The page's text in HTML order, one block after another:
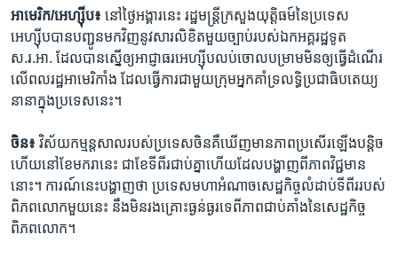
អាមេរិក/អេហ្ស៊ីប៖ នៅ​ថ្ងៃ​អង្គារ​នេះ រដ្ឋមន្ដ្រី​ក្រសួង​យុត្ដិធម៍​នៃ​ប្រទេស​
អេហ្ស៊ីប​បាន​បញ្ជូន​មក​វិញ​នូវ​សារលិខិត​មួយ​ច្បាប់​របស់​ឯកអគ្គរដ្ឋទូត​
ស.រ.អា. ​ដែល​បាន​ស្នើ​ឲ្យ​អាជ្ញាធរ​អេហ្ស៊ីប​លប់​ចោល​បម្រាម​មិន​ឲ្យ​ធ្វើ​ដំណើរ​
លើ​ពលរដ្ឋ​អាមេរិកាំង ដែល​ធ្វើ​ការ​ជាមួយ​ក្រុម​អ្នក​គាំទ្រ​លទ្ធិ​ប្រជាធិបតេយ្យ​
នានា​ក្នុង​ប្រទេស​នេះ។
ចិន៖ វិស័យ​កម្មន្តសាល​របស់​ប្រទេស​ចិន​គឺ​ឃើញ​មាន​ភាព​ប្រសើរ​ឡើង​បន្តិច​
ហើយ​នៅ​ខែ​មករា​នេះ ជា​ខែ​ទី​ពីរ​ជាប់​គ្នា​ហើយ​ដែល​បង្ហាញ​ពី​ភាព​វិជ្ជមាន​
នោះ។ ការណ៍​នេះបង្ហាញ​ថា ​ប្រទេស​មហា​អំណាច​សេដ្ឋកិច្ច​លំដាប់​ទី​ពីរ​របស់​
ពិភពលោក​មួយ​នេះ នឹង​មិន​រងគ្រោះ​ធ្ងន់ធ្ងរ​ទេ​ពី​ភាព​ជាប់​គាំង​នៃ​សេដ្ឋកិច្ច​
ពិភពលោក។